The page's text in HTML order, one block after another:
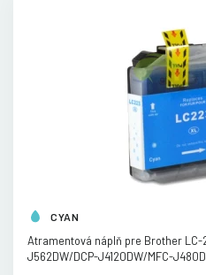
CYAN
Atramentová náplň pre Brother LC-
J562DW/DCP-J4120DW/MFC-